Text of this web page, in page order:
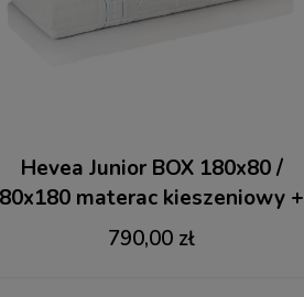
Hevea Junior BOX 180x80 /
80x180 materac kieszeniowy +
RABAT
790,00 zł